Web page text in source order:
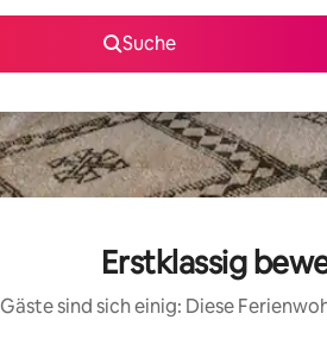
Suche
Erstklassig
Gäste sind sich einig: Diese